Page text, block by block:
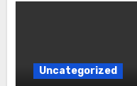
Uncategorized